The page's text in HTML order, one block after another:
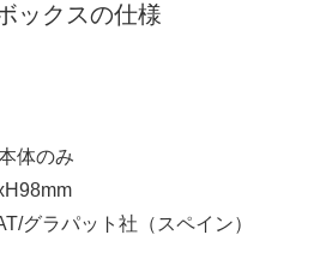
ックスの仕様
体のみ
グラパット社（スペイン）